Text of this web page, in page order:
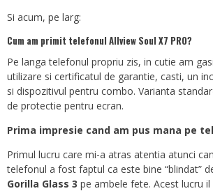
Si acum, pe larg:
Cum am primit telefonul Allview Soul X7 PRO?
Pe langa telefonul propriu zis, in cutie am
utilizare si certificatul de garantie, casti, un
si dispozitivul pentru combo. Varianta
de protectie pentru ecran.
Prima impresie cand am pus mana pe
Primul lucru care mi-a atras atentia atunci
telefonul a fost faptul ca este bine “blindat”
Gorilla Glass 3 pe ambele fete. Acest lucru